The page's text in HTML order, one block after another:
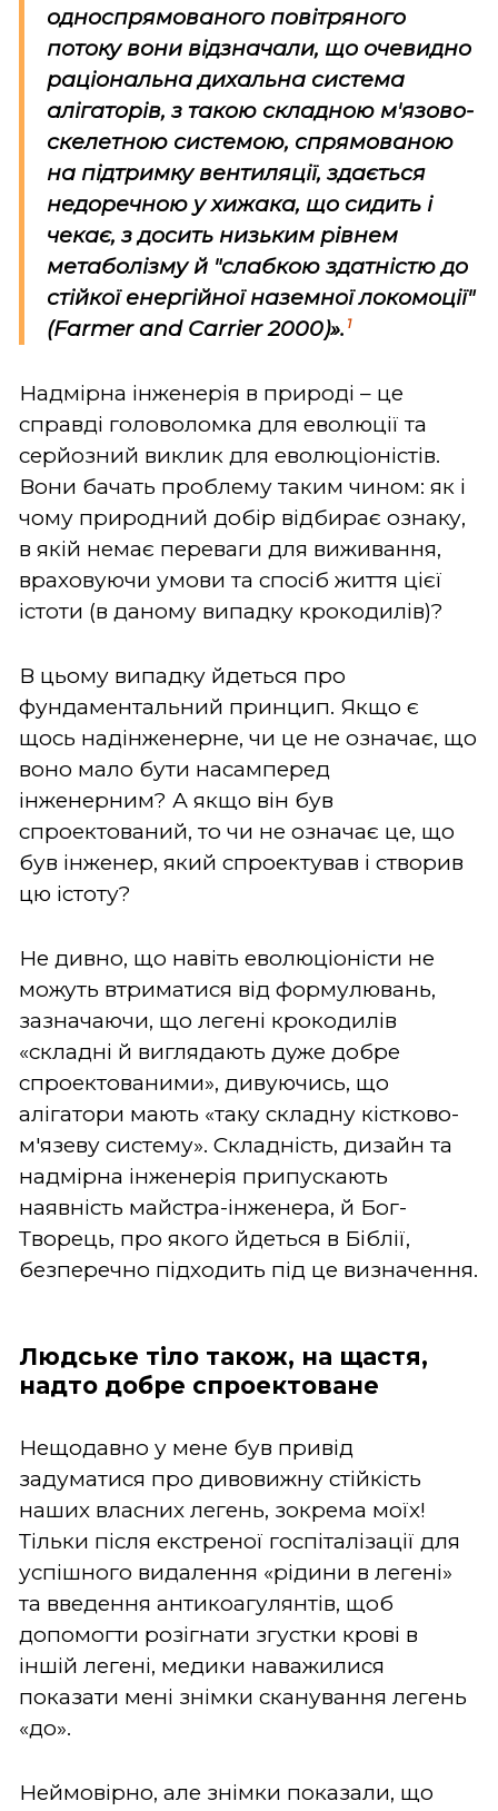
односпрямованого повітряного
потоку вони відзначали, що очевидно
раціональна дихальна система
алігаторів, з такою складною м'язово-
скелетною системою, спрямованою
на підтримку вентиляції, здається
недоречною у хижака, що сидить і
чекає, з досить низьким рівнем
метаболізму й "слабкою здатністю до
стійкої енергійної наземної локомоції"
(FarmerandCarrier2000)». 1
Надмірна інженерія в природі – це
справді головоломка для еволюції та
серйозний виклик для еволюціоністів.
Вони бачать проблему таким чином: як і
чому природний добір відбирає ознаку,
в якій немає переваги для виживання,
враховуючи умови та спосіб життя цієї
істоти (в даному випадку крокодилів)?
В цьому випадку йдеться про
фундаментальний принцип. Якщо є
щось надінженерне, чи це не означає, що
воно мало бути насамперед
інженерним? А якщо він був
спроектований, то чи не означає це, що
був інженер, який спроектував і створив
цю істоту?
Не дивно, що навіть еволюціоністи не
можуть втриматися від формулювань,
зазначаючи, що легені крокодилів
«складні й виглядають дуже добре
спроектованими», дивуючись, що
алігатори мають «таку складну кістково-
м'язеву систему». Складність, дизайн та
надмірна інженерія припускають
наявність майстра-інженера, й Бог-
Творець, про якого йдеться в Біблії,
безперечно підходить під це визначення.
Людське тіло також, на щастя,
надто добре спроектоване
Нещодавно у мене був привід
задуматися про дивовижну стійкість
наших власних легень, зокрема моїх!
Тільки після екстреної госпіталізації для
успішного видалення «рідини в легені»
та введення антикоагулянтів, щоб
допомогти розігнати згустки крові в
іншій легені, медики наважилися
показати мені знімки сканування легень
«до».
Неймовірно, але знімки показали, що